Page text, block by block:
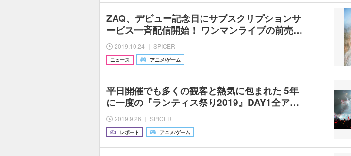
ZAQ、デビュー記念日にサブスクリプションサ
ービス一斉配信開始！ ワンマンライブの前売…
2019.10.24 ｜ SPICER
ニュース アニメ/ゲーム
平日開催でも多くの観客と熱気に包まれた 5年
に一度の『ランティス祭り2019』DAY1全ア…
2019.9.26 ｜ SPICER
レポート アニメ/ゲーム